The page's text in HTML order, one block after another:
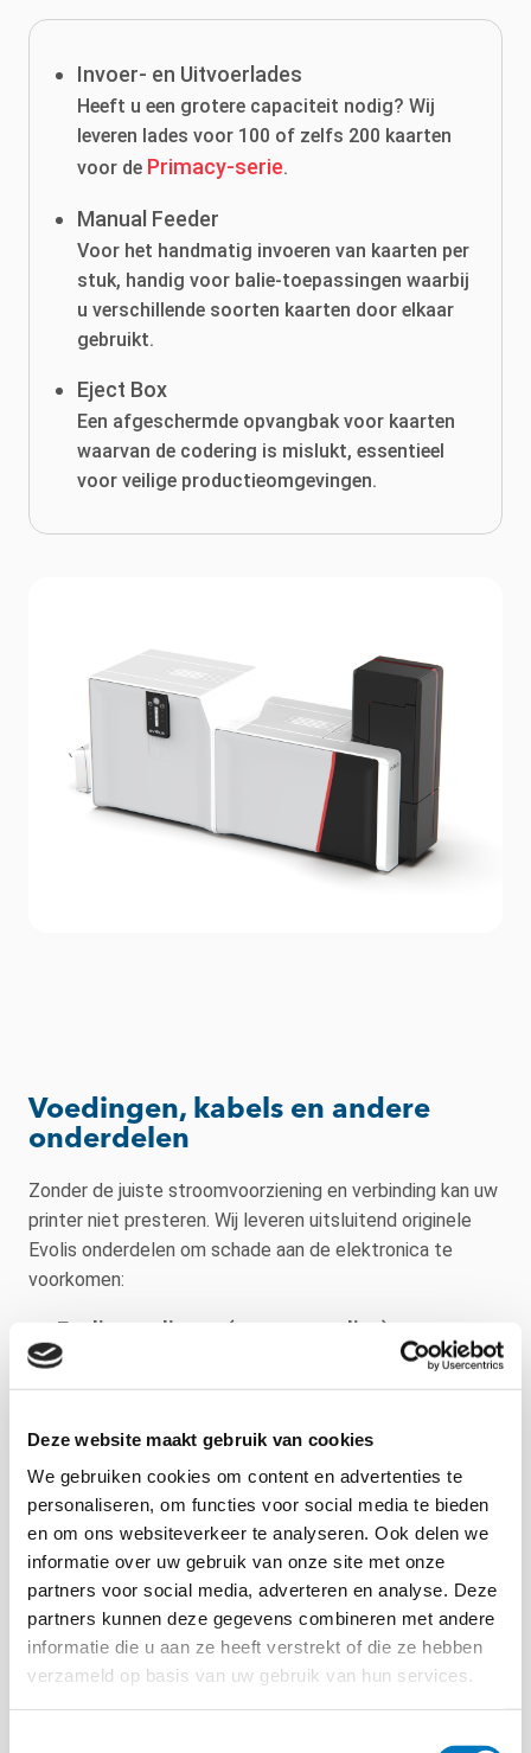
Deze website maakt gebruik van cookies
We gebruiken cookies om content en advertenties te
personaliseren, om functies voor social media te bieden
en om ons websiteverkeer te analyseren. Ook delen we
informatie over uw gebruik van onze site met onze
partners voor social media, adverteren en analyse. Deze
partners kunnen deze gegevens combineren met andere
informatie die u aan ze heeft verstrekt of die ze hebben
verzameld op basis van uw gebruik van hun services.
Invoer- en Uitvoerlades
Heeft u een grotere capaciteit nodig? Wij
leveren lades voor 100 of zelfs 200 kaarten
voor de Primacy-serie.
Manual Feeder
Voor het handmatig invoeren van kaarten per
stuk, handig voor balie-toepassingen waarbij
u verschillende soorten kaarten door elkaar
gebruikt.
Eject Box
Een afgeschermde opvangbak voor kaarten
waarvan de codering is mislukt, essentieel
voor veilige productieomgevingen.
Voedingen, kabels en andere
onderdelen
Zonder de juiste stroomvoorziening en verbinding kan uw
printer niet presteren. Wij leveren uitsluitend originele
Evolis onderdelen om schade aan de elektronica te
voorkomen:
Evolis voedingen (power supplies)
Specifieke adapters voor elk printermodel. Gebruik
altijd de officiële voeding om oververhitting en
USB-kabels
Hoogwaardige, afgeschermde USB-kabels voor een
storingsvrije communicatie tussen uw computer en
de printer.
Power Kabels
Netsnoeren voor verschillende regio’s, passend op de
officiële Evolis adapters.